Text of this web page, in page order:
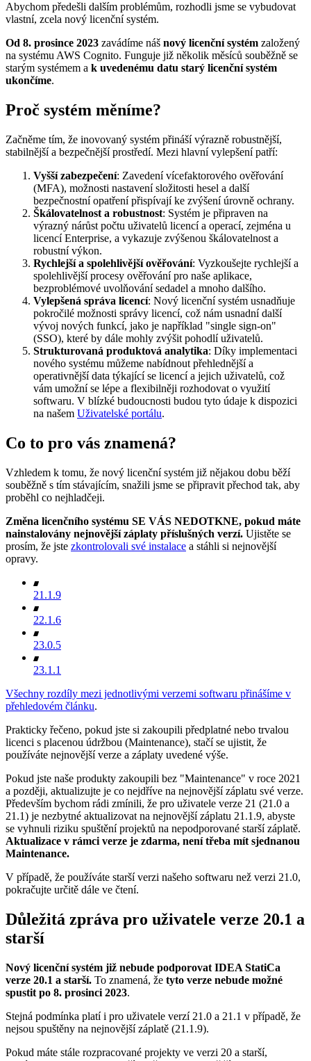
Abychom předešli dalším problémům, rozhodli jsme se vybudovat
vlastní, zcela nový licenční systém.
Od 8. prosince 2023 zavádíme náš nový licenční systém založený
na systému AWS Cognito. Funguje již několik měsíců souběžně se
starým systémem a k uvedenému datu starý licenční systém
ukončíme.
Proč systém měníme?
Začněme tím, že inovovaný systém přináší výrazně robustnější,
stabilnější a bezpečnější prostředí. Mezi hlavní vylepšení patří:
Vyšší zabezpečení: Zavedení vícefaktorového ověřování
(MFA), možnosti nastavení složitosti hesel a další
bezpečnostní opatření přispívají ke zvýšení úrovně ochrany.
Škálovatelnost a robustnost: Systém je připraven na
výrazný nárůst počtu uživatelů licencí a operací, zejména u
licencí Enterprise, a vykazuje zvýšenou škálovatelnost a
robustní výkon.
Rychlejší a spolehlivější ověřování: Vyzkoušejte rychlejší a
spolehlivější procesy ověřování pro naše aplikace,
bezproblémové uvolňování sedadel a mnoho dalšího.
Vylepšená správa licencí: Nový licenční systém usnadňuje
pokročilé možnosti správy licencí, což nám usnadní další
vývoj nových funkcí, jako je například "single sign-on"
(SSO), které by dále mohly zvýšit pohodlí uživatelů.
Strukturovaná produktová analytika: Díky implementaci
nového systému můžeme nabídnout přehlednější a
operativnější data týkající se licencí a jejich uživatelů, což
vám umožní se lépe a flexibilněji rozhodovat o využití
softwaru. V blízké budoucnosti budou tyto údaje k dispozici
na našem Uživatelské portálu.
Co to pro vás znamená?
Vzhledem k tomu, že nový licenční systém již nějakou dobu běží
souběžně s tím stávajícím, snažili jsme se připravit přechod tak, aby
proběhl co nejhladčeji.
Změna licenčního systému SE VÁS NEDOTKNE, pokud máte
nainstalovány nejnovější záplaty příslušných verzí. Ujistěte se
prosím, že jste zkontrolovali své instalace a stáhli si nejnovější
opravy.
21.1.9
22.1.6
23.0.5
23.1.1
Všechny rozdíly mezi jednotlivými verzemi softwaru přinášíme v
přehledovém článku.
Prakticky řečeno, pokud jste si zakoupili předplatné nebo trvalou
licenci s placenou údržbou (Maintenance), stačí se ujistit, že
používáte nejnovější verze a záplaty uvedené výše.
Pokud jste naše produkty zakoupili bez "Maintenance" v roce 2021
a později, aktualizujte je co nejdříve na nejnovější záplatu své verze.
Především bychom rádi zmínili, že pro uživatele verze 21 (21.0 a
21.1) je nezbytné aktualizovat na nejnovější záplatu 21.1.9, abyste
se vyhnuli riziku spuštění projektů na nepodporované starší záplatě.
Aktualizace v rámci verze je zdarma, není třeba mít sjednanou
Maintenance.
V případě, že používáte starší verzi našeho softwaru než verzi 21.0,
pokračujte určitě dále ve čtení.
Důležitá zpráva pro uživatele verze 20.1 a
starší
Nový licenční systém již nebude podporovat IDEA StatiCa
verze 20.1 a starší. To znamená, že tyto verze nebude možné
spustit po 8. prosinci 2023.
Stejná podmínka platí i pro uživatele verzí 21.0 a 21.1 v případě, že
nejsou spuštěny na nejnovější záplatě (21.1.9).
Pokud máte stále rozpracované projekty ve verzi 20 a starší,